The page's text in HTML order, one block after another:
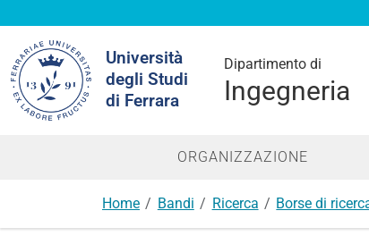
Università
degli Studi
di Ferrara
Dipartimento di
Ingegneria
nel
sito
ORGANIZZAZIONE
Home Bandi Ricerca Borse di